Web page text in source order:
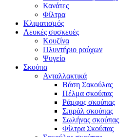
Κανάτες
Φίλτρα
Κλιματισμός
Λευκές συσκευές
Κουζίνα
Πλυντήριο ρούχων
Ψυγείο
Σκούπα
Ανταλλακτικά
Βάση Σακούλας
Πέλμα σκούπας
Ράμφος σκούπας
Σπιράλ σκούπας
Σωλήνας σκούπας
Φίλτρα Σκούπας